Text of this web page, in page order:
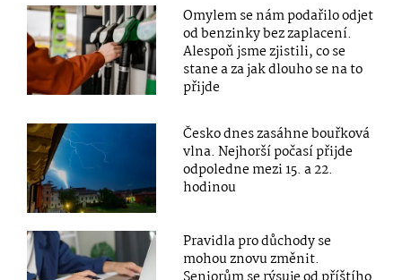
Omylem se nám podařilo odjet
od benzinky bez zaplacení.
Alespoň jsme zjistili, co se
stane a za jak dlouho se na to
přijde
Česko dnes zasáhne bouřková
vlna. Nejhorší počasí přijde
odpoledne mezi 15. a 22.
hodinou
Pravidla pro důchody se
mohou znovu změnit.